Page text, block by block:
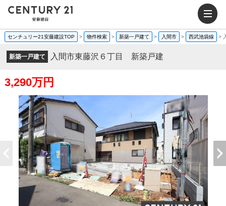
センチュリー21安藤建設TOP > 物件検索 > 新築一戸建て > 入間市 > 西武池袋線 >
新築一戸建て 入間市東藤沢６丁目 新築戸建
3,290万円